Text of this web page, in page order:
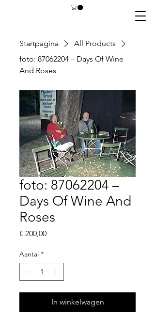
Startpagina
All Products
foto: 87062204 – Days Of Wine
And Roses
foto: 87062204 –
Days Of Wine And
Roses
€ 200,00Prijs
Aantal *
In winkelwagen